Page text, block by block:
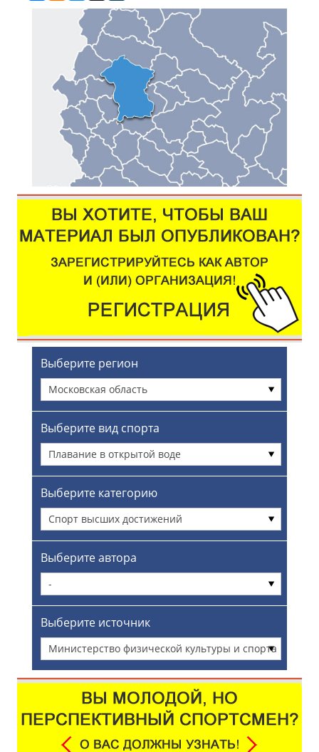
Выберите регион
Московская область
Выберите вид спорта
Плавание в открытой воде
Выберите категорию
Спорт высших достижений
Выберите автора
-
Выберите источник
Министерство физической культуры и спорта
Московской области